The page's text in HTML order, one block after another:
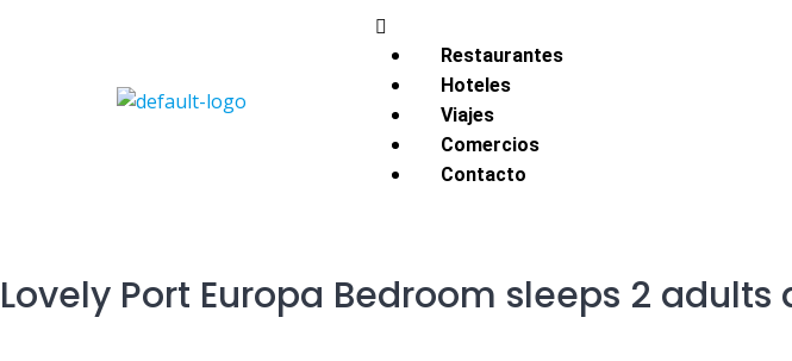
Restaurantes
Hoteles
Viajes
Comercios
Contacto
Lovely Port Europa Bedroom sleeps 2